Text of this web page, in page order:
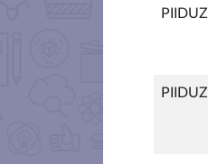
PIIDUZ
PIIDUZ